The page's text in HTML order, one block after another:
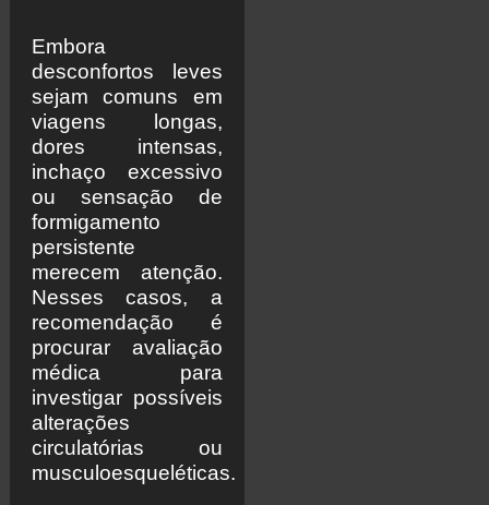
Embora
desconfortos leves
sejam comuns em
viagens longas,
dores intensas,
inchaço excessivo
ou sensação de
formigamento
persistente
merecem atenção.
Nesses casos, a
recomendação é
procurar avaliação
médica para
investigar possíveis
alterações
circulatórias ou
musculoesqueléticas.